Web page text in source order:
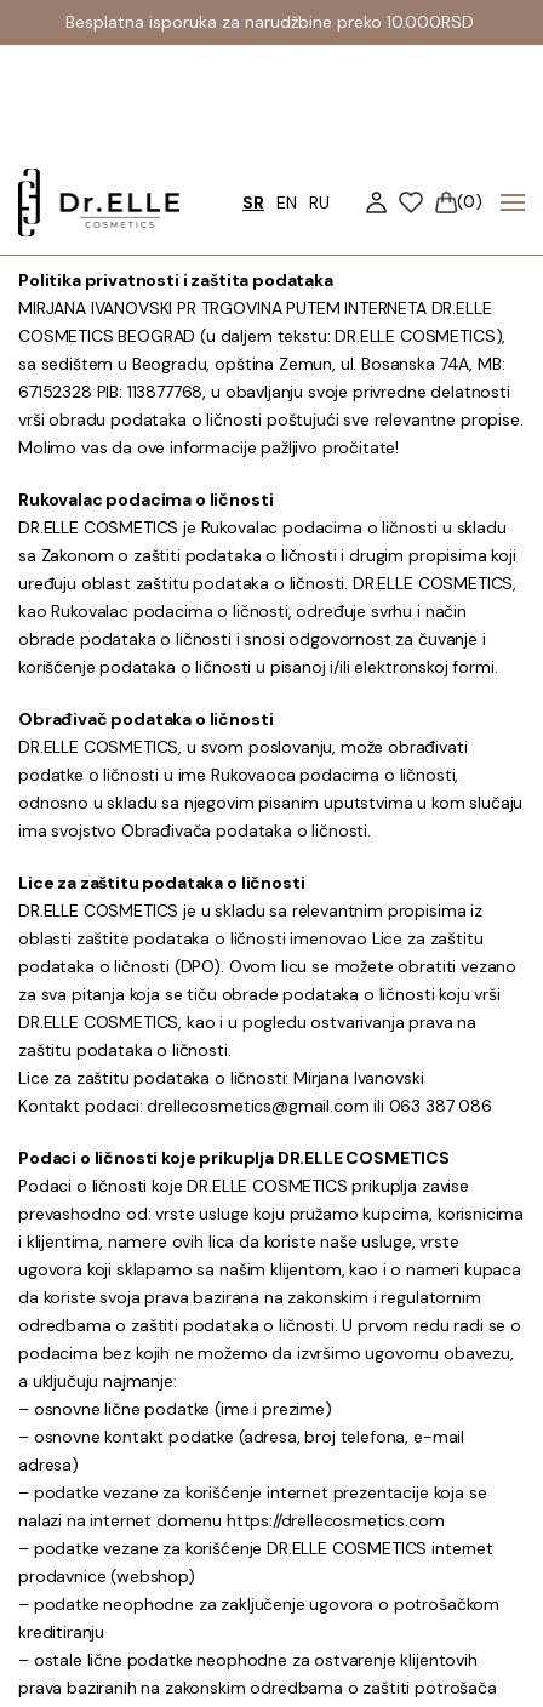
Besplatna isporuka za narudžbine preko 10.000RSD
SR EN RU (0)
Politika privatnosti
Politika privatnosti i zaštita podataka
MIRJANA IVANOVSKI PR TRGOVINA PUTEM INTERNETA DR.ELLE
COSMETICS BEOGRAD (u daljem tekstu: DR.ELLE COSMETICS),
sa sedištem u Beogradu, opština Zemun, ul. Bosanska 74A, MB:
67152328 PIB: 113877768, u obavljanju svoje privredne delatnosti
vrši obradu podataka o ličnosti poštujući sve relevantne propise.
Molimo vas da ove informacije pažljivo pročitate!
Rukovalac podacima o ličnosti
DR.ELLE COSMETICS je Rukovalac podacima o ličnosti u skladu
sa Zakonom o zaštiti podataka o ličnosti i drugim propisima koji
uređuju oblast zaštitu podataka o ličnosti. DR.ELLE COSMETICS,
kao Rukovalac podacima o ličnosti, određuje svrhu i način
obrade podataka o ličnosti i snosi odgovornost za čuvanje i
korišćenje podataka o ličnosti u pisanoj i/ili elektronskoj formi.
Obrađivač podataka o ličnosti
DR.ELLE COSMETICS, u svom poslovanju, može obrađivati
podatke o ličnosti u ime Rukovaoca podacima o ličnosti,
odnosno u skladu sa njegovim pisanim uputstvima u kom slučaju
ima svojstvo Obrađivača podataka o ličnosti.
Lice za zaštitu podataka o ličnosti
DR.ELLE COSMETICS je u skladu sa relevantnim propisima iz
oblasti zaštite podataka o ličnosti imenovao Lice za zaštitu
podataka o ličnosti (DPO). Ovom licu se možete obratiti vezano
za sva pitanja koja se tiču obrade podataka o ličnosti koju vrši
DR.ELLE COSMETICS, kao i u pogledu ostvarivanja prava na
zaštitu podataka o ličnosti.
Lice za zaštitu podataka o ličnosti: Mirjana Ivanovski
Kontakt podaci: drellecosmetics@gmail.com ili 063 387 086
Podaci o ličnosti koje prikuplja DR.ELLE COSMETICS
Podaci o ličnosti koje DR.ELLE COSMETICS prikuplja zavise
prevashodno od: vrste usluge koju pružamo kupcima, korisnicima
i klijentima, namere ovih lica da koriste naše usluge, vrste
ugovora koji sklapamo sa našim klijentom, kao i o nameri kupaca
da koriste svoja prava bazirana na zakonskim i regulatornim
odredbama o zaštiti podataka o ličnosti. U prvom redu radi se o
podacima bez kojih ne možemo da izvršimo ugovornu obavezu,
a uključuju najmanje:
– osnovne lične podatke (ime i prezime)
– osnovne kontakt podatke (adresa, broj telefona, e-mail
adresa)
– podatke vezane za korišćenje internet prezentacije koja se
nalazi na internet domenu https://drellecosmetics.com
– podatke vezane za korišćenje DR.ELLE COSMETICS internet
prodavnice (webshop)
– podatke neophodne za zaključenje ugovora o potrošačkom
kreditiranju
– ostale lične podatke neophodne za ostvarenje klijentovih
prava baziranih na zakonskim odredbama o zaštiti potrošača